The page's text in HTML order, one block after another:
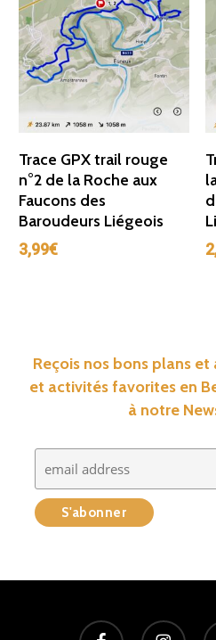
Ajouter Au Panier
Trace GPX trail rouge
n°2 de la Roche aux
Faucons des
Baroudeurs Liégeois
3,99€
Reçois nos bons plans
et activités favorites en
à notre
facebook instagram